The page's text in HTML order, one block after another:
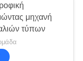
μηχανή
τύπων